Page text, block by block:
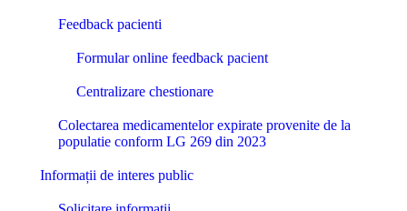
Feedback pacienti
Formular online feedback pacient
Centralizare chestionare
Colectarea medicamentelor expirate provenite de la
populatie conform LG 269 din 2023
Informații de interes public